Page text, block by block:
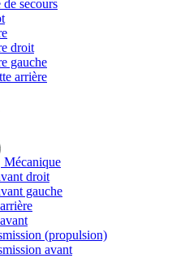
secours
droit
gauche
arrière
Mécanique
droit
gauche
(propulsion)
avant